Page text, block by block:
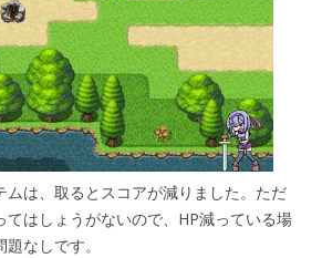
ムは、取るとスコアが減りました。ただ
てはしょうがないので、HP減っている場
なしです。